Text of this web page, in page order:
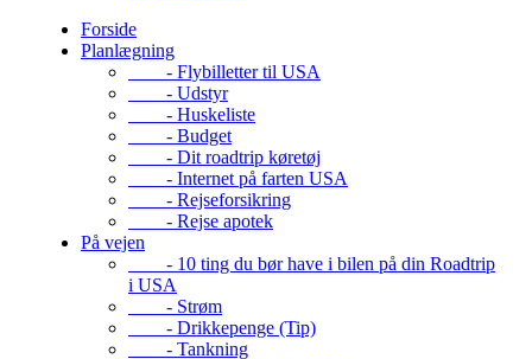
Forside
Planlægning
- Flybilletter til USA
- Udstyr
- Huskeliste
- Budget
- Dit roadtrip køretøj
- Internet på farten USA
- Rejseforsikring
- Rejse apotek
På vejen
- 10 ting du bør have i bilen på din Roadtrip
i USA
- Strøm
- Drikkepenge (Tip)
- Tankning